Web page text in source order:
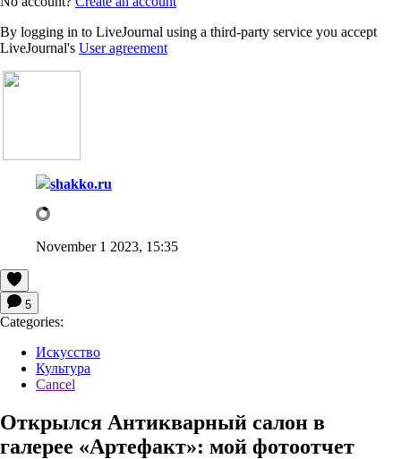
By logging in to LiveJournal using a third-party service you accept
LiveJournal's User agreement
shakko.ru
November 1 2023, 15:35
5
Categories:
Искусство
Культура
Cancel
Открылся Антикварный салон в
галерее «Артефакт»: мой фотоотчет